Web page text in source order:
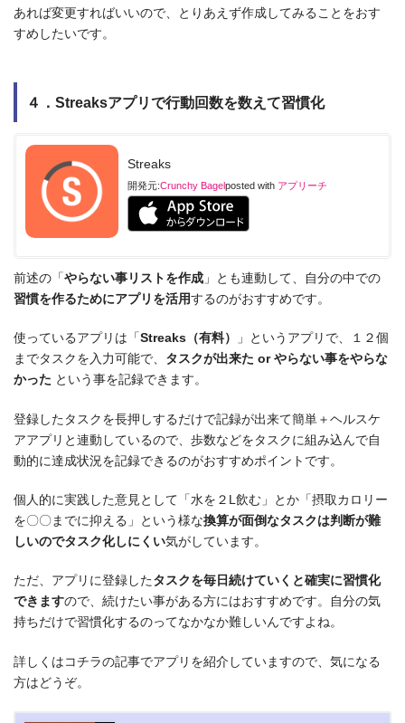
あれば変更すればいいので、とりあえず作成してみることをおす
すめしたいです。
４．Streaksアプリで行動回数を数えて習慣化
Streaks
開発元:Crunchy Bagelposted with アプリーチ
前述の「 やらない事リストを作成 」とも連動して、自分の中での
習慣を作るためにアプリを活用するのがおすすめです。
使っているアプリは「 Streaks（有料）
」というアプリで、１２個
までタスクを入力可能で、 タスクが出来た or やらない事をやらな
かった という事を記録できます。
登録したタスクを長押しするだけで記録が出来て簡単＋ヘルスケ
アアプリと連動しているので、歩数などをタスクに組み込んで自
動的に達成状況を記録できるのがおすすめポイントです。
個人的に実践した意見として「水を２L飲む」とか「摂取カロリー
を〇〇までに抑える」という様な換算が面倒なタスクは判断が難
しいのでタスク化しにくい気がしています。
ただ、アプリに登録した タスクを毎日続けていくと確実に習慣化
できますので、続けたい事がある方にはおすすめです。自分の気
持ちだけで習慣化するのってなかなか難しいんですよね。
詳しくはコチラの記事でアプリを紹介していますので、気になる
方はどうぞ。